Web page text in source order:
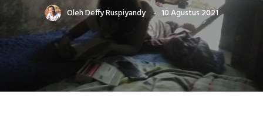
OlehDeffy Ruspiyandy 10 Agustus 2021